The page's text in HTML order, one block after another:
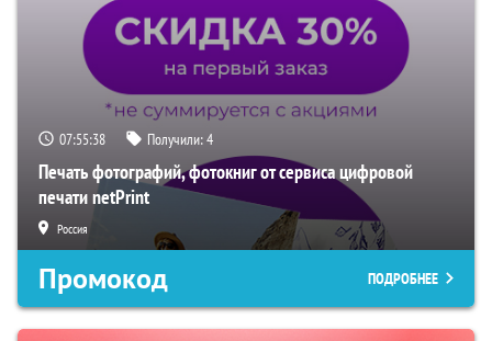
07:55:37 Получили:4
Печать фотографий, фотокниг от сервиса цифровой
печати netPrint
Россия
Промокод ПОДРОБНЕЕ